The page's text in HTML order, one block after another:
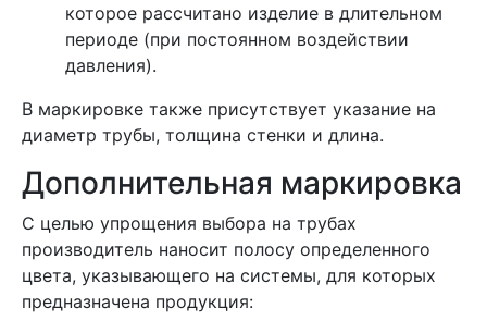
которое рассчитано изделие в длительном
периоде (при постоянном воздействии
давления).
В маркировке также присутствует указание на
диаметр трубы, толщина стенки и длина.
Дополнительная маркировка
С целью упрощения выбора на трубах
производитель наносит полосу определенного
цвета, указывающего на системы, для которых
предназначена продукция: